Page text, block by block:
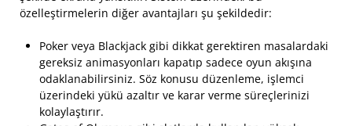
özelleştirmelerin diğer avantajları şu şekildedir:
Poker veya Blackjack gibi dikkat gerektiren masalardaki
gereksiz animasyonları kapatıp sadece oyun akışına
odaklanabilirsiniz. Söz konusu düzenleme, işlemci
üzerindeki yükü azaltır ve karar verme süreçlerinizi
kolaylaştırır.